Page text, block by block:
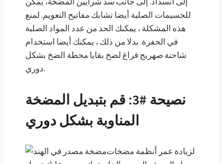
للجسيمات الصلبة أيضا تشابك مفاتيح التعويم. لمنع
هذه المشكلة ، يمكنك الحد من عدد المواد الصلبة
في الحفرة. بدلا من ذلك ، يمكنك أيضا استخدام
شاحنة صهريج فراغ لضخ بقايا محطة الضخ بشكل
دوري.
نصيحة #3: قم بتبديل المضخة
المناوبة بشكل دوري
لزيادة عمر أنظمة مضخات